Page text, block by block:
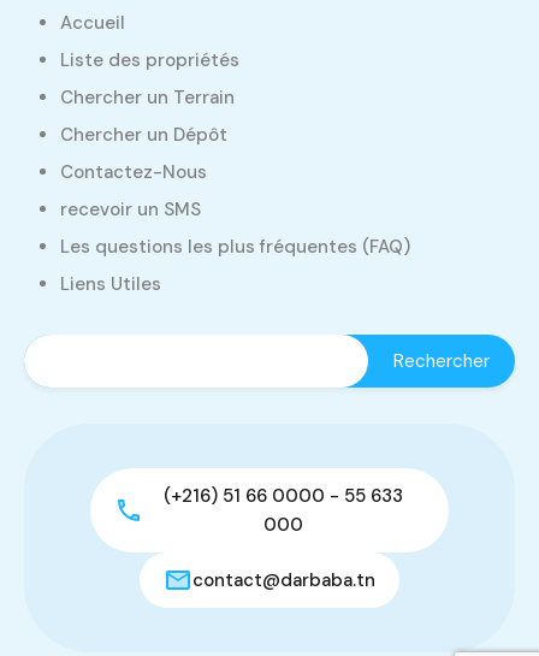
Accueil
Liste des propriétés
Chercher un Terrain
Chercher un Dépôt
Contactez-Nous
recevoir un SMS
Les questions les plus fréquentes (FAQ)
Liens Utiles
(+216) 51 66 0000 - 55 633
000
contact@darbaba.tn